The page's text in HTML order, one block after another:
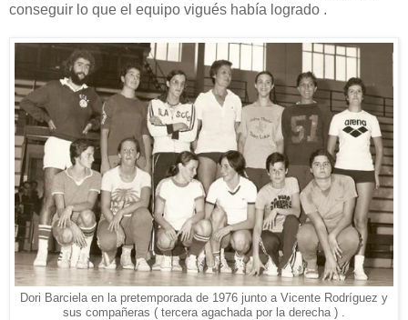
conseguir lo que el equipo vigués había logrado .
Dori Barciela en la pretemporada de 1976 junto a Vicente Rodríguez y
sus compañeras ( tercera agachada por la derecha ) .